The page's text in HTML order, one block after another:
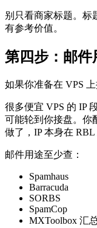
别只看商家标题。标
有参考价值。
第四步：邮
如果你准备在 VPS
很多便宜 VPS 的 IP
可能轮到你接盘。你
做了，IP 本身在 RBL
邮件用途至少查：
Spamhaus
Barracuda
SORBS
SpamCop
MXToolbox 汇